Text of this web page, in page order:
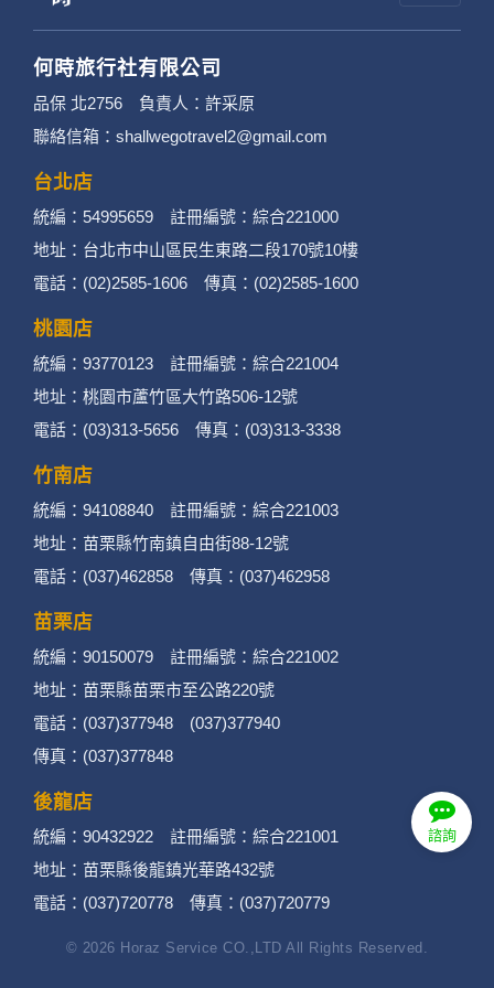
諮詢
何時旅行社有限公司
品保 北2756 負責人：許采原
聯絡信箱：shallwegotravel2@gmail.com
台北店
統編：54995659 註冊編號：綜合221000
地址：台北市中山區民生東路二段170號10樓
電話：(02)2585-1606 傳真：(02)2585-1600
桃園店
統編：93770123 註冊編號：綜合221004
地址：桃園市蘆竹區大竹路506-12號
電話：(03)313-5656 傳真：(03)313-3338
竹南店
統編：94108840 註冊編號：綜合221003
地址：苗栗縣竹南鎮自由街88-12號
電話：(037)462858 傳真：(037)462958
苗栗店
統編：90150079 註冊編號：綜合221002
地址：苗栗縣苗栗市至公路220號
電話：(037)377948 (037)377940
傳真：(037)377848
後龍店
統編：90432922 註冊編號：綜合221001
地址：苗栗縣後龍鎮光華路432號
電話：(037)720778 傳真：(037)720779
© 2026 Horaz Service CO.,LTD All Rights Reserved.